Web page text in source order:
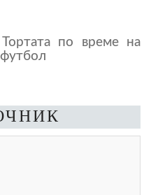
по време на